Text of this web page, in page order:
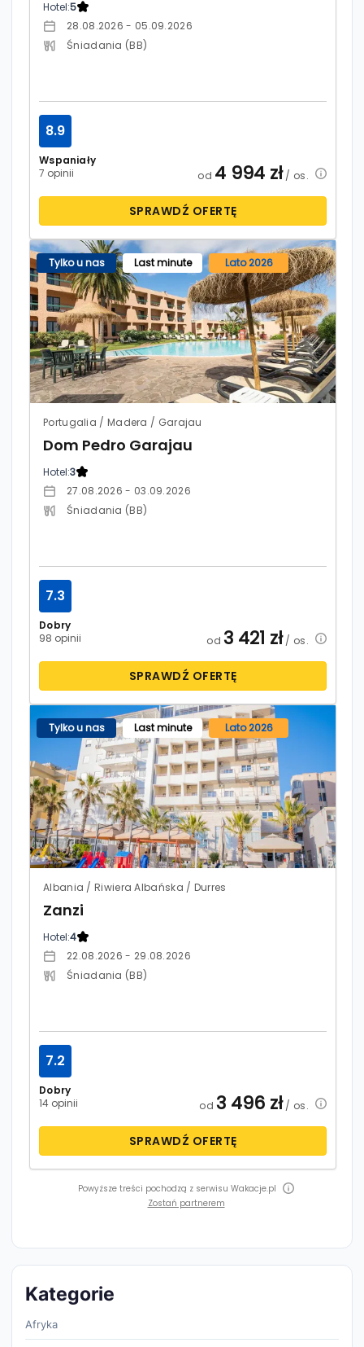
Hotel:5
28.08.2026 - 05.09.2026
Śniadania (BB)
Wspaniały
7 opinii
8.9
od 4 994 zł/ os.
SPRAWDŹ OFERTĘ
Tylko u nas Last minute Lato 2026
Portugalia / Madera / Garajau
Dom Pedro Garajau
Hotel:3
27.08.2026 - 03.09.2026
Śniadania (BB)
Dobry
98 opinii
7.3
od 3 421 zł/ os.
SPRAWDŹ OFERTĘ
Tylko u nas Last minute Lato 2026
Albania / Riwiera Albańska / Durres
Zanzi
Hotel:4
22.08.2026 - 29.08.2026
Śniadania (BB)
Dobry
14 opinii
7.2
od 3 496 zł/ os.
SPRAWDŹ OFERTĘ
Powyższe treści pochodzą z serwisu Wakacje.pl
Zostań partnerem
Kategorie
Afryka